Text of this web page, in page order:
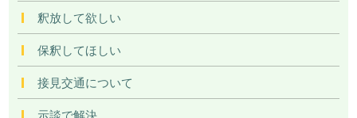
釈放して欲しい
保釈してほしい
接見交通について
示談で解決